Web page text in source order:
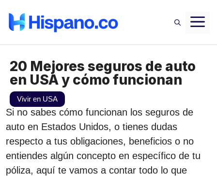
20 Mejores seguros de auto
en USA y cómo funcionan
Vivir en USA
Si no sabes cómo funcionan los seguros de
auto en Estados Unidos, o tienes dudas
respecto a tus obligaciones, beneficios o no
entiendes algún concepto en específico de tu
póliza, aquí te vamos a contar todo lo que